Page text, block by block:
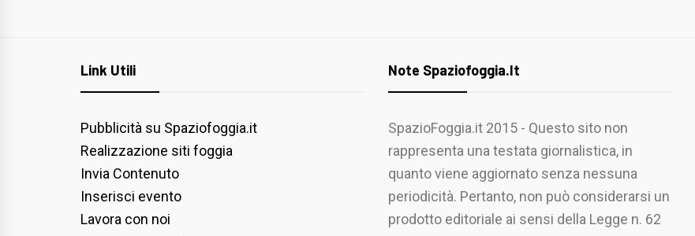
Link Utili
Pubblicità su Spaziofoggia.it
Realizzazione siti foggia
Invia Contenuto
Inserisci evento
Lavora con noi
Note Spaziofoggia.it
SpazioFoggia.it 2015 - Questo sito non
rappresenta una testata giornalistica, in
quanto viene aggiornato senza nessuna
periodicità. Pertanto, non può considerarsi un
prodotto editoriale ai sensi della Legge n. 62